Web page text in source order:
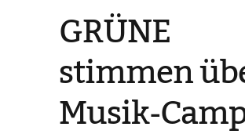
GRÜNE
stimmen
Musik-